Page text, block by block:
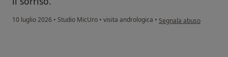
10 luglio 2026 • Studio MicUro • visita andrologica • secondo l'opinione
Segnala abuso